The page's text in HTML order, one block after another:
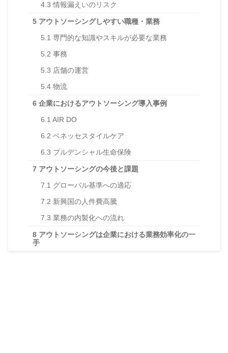
4.3 情報漏えいのリスク
5 アウトソーシングしやすい職種・業務
5.1 専門的な知識やスキルが必要な業務
5.2 事務
5.3 店舗の運営
5.4 物流
6 企業におけるアウトソーシング導入事例
6.1 AIR DO
6.2 ベネッセスタイルケア
6.3 プルデンシャル生命保険
7 アウトソーシングの今後と課題
7.1 グローバル基準への適応
7.2 新興国の人件費高騰
7.3 業務の内製化への流れ
8 アウトソーシングは企業における業務効率化の一
手